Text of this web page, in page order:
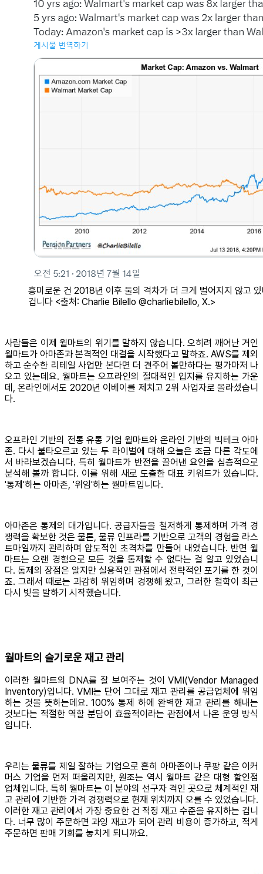
흥미로운 건 2018년 이후 둘의 격차가 더 크게 벌어지지 않고
겁니다 <출처: Charlie Bilello @charliebilello, X.>
사람들은 이제 월마트의 위기를 말하지 않습니다. 오히려 깨어난 거인
월마트가 아마존과 본격적인 대결을 시작했다고 말하죠. AWS를 제외
하고 순수한 리테일 사업만 본다면 더 견주어 볼만하다는 평가마저 나
오고 있는데요. 월마트는 오프라인의 절대적인 입지를 유지하는 가운
데, 온라인에서도 2020년 이베이를 제치고 2위 사업자로 올라섰습니
다.
오프라인 기반의 전통 유통 기업 월마트와 온라인 기반의 빅테크 아마
존. 다시 불타오르고 있는 두 라이벌에 대해 오늘은 조금 다른 각도에
서 바라보겠습니다. 특히 월마트가 반전을 끌어낸 요인을 심층적으로
분석해 볼까 합니다. 이를 위해 새로 도출한 대표 키워드가 있습니다.
'통제'하는 아마존, '위임'하는 월마트입니다.
아마존은 통제의 대가입니다. 공급자들을 철저하게 통제하며 가격 경
쟁력을 확보한 것은 물론, 물류 인프라를 기반으로 고객의 경험을 라스
트마일까지 관리하며 압도적인 초격차를 만들어 내었습니다. 반면 월
마트는 오랜 경험으로 모든 것을 통제할 수 없다는 걸 알고 있었습니
다. 통제의 장점은 알지만 실용적인 관점에서 전략적인 포기를 한 것이
죠. 그래서 때로는 과감히 위임하며 경쟁해 왔고, 그러한 철학이 최근
다시 빛을 발하기 시작했습니다.
월마트의 슬기로운 재고 관리
이러한 월마트의 DNA를 잘 보여주는 것이 VMI(Vendor Managed
Inventory)입니다. VMI는 단어 그대로 재고 관리를 공급업체에 위임
하는 것을 뜻하는데요. 100% 통제 하에 완벽한 재고 관리를 해내는
것보다는 적절한 역할 분담이 효율적이라는 관점에서 나온 운영 방식
입니다.
우리는 물류를 제일 잘하는 기업으로 흔히 아마존이나 쿠팡 같은 이커
머스 기업을 먼저 떠올리지만, 원조는 역시 월마트 같은 대형 할인점
업체입니다. 특히 월마트는 이 분야의 선구자 격인 곳으로 체계적인 재
고 관리에 기반한 가격 경쟁력으로 현재 위치까지 오를 수 있었습니다.
이러한 재고 관리에서 가장 중요한 건 적정 재고 수준을 유지하는 겁니
다. 너무 많이 주문하면 과잉 재고가 되어 관리 비용이 증가하고, 적게
주문하면 판매 기회를 놓치게 되니까요.